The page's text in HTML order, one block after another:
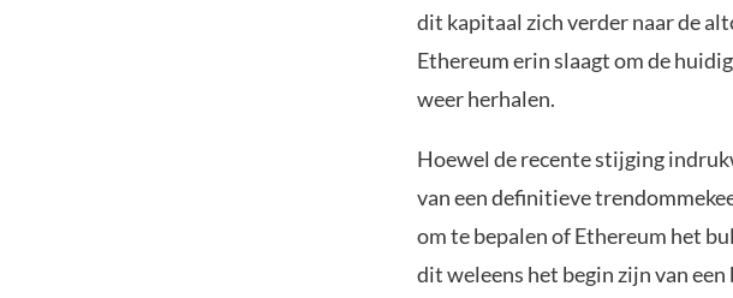
dit kapitaal zich verder naar de
Ethereum erin slaagt om de
weer herhalen.
Hoewel de recente stijging
van een definitieve
om te bepalen of Ethereum het
dit weleens het begin zijn van